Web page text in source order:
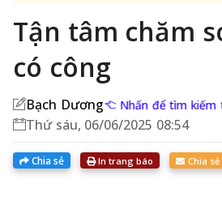
Tận tâm chăm
có công
Bạch Dương Nhấn để tìm
Thứ sáu, 06/06/2025 08:54
Chia sẻ In trang báo Chia